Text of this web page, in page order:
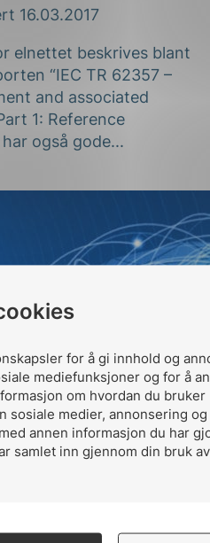
for å gi innhold og
mediefunksjoner og for å
om hvordan du
sosiale medier, annonsering
annen informasjon du har
samlet inn gjennom din bruk
16.03.2017
elnettet beskrives blant
“IEC TR 62357 –
and associated
1: Reference
også gode...